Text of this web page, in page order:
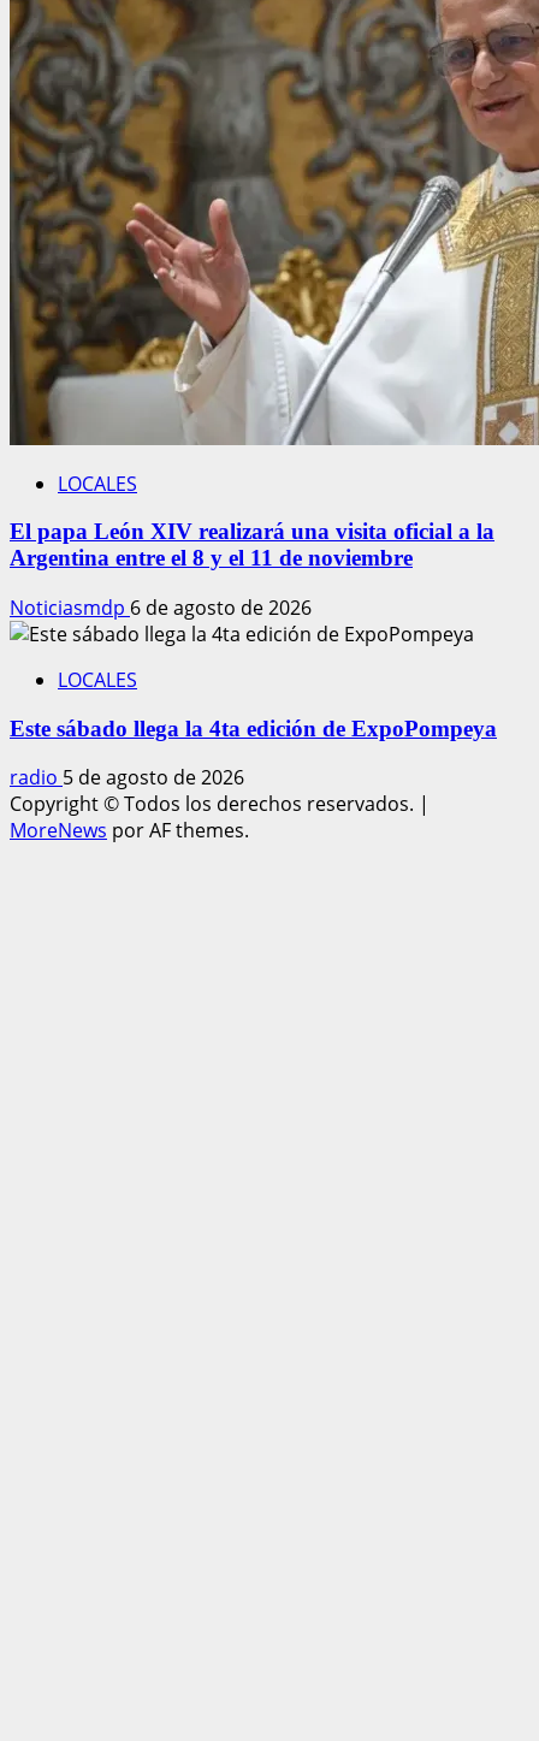
LOCALES
El papa León XIV realizará una visita oficial a la
Argentina entre el 8 y el 11 de noviembre
Noticiasmdp 6 de agosto de 2026
LOCALES
Este sábado llega la 4ta edición de ExpoPompeya
radio 5 de agosto de 2026
Copyright © Todos los derechos reservados. |
MoreNews por AF themes.